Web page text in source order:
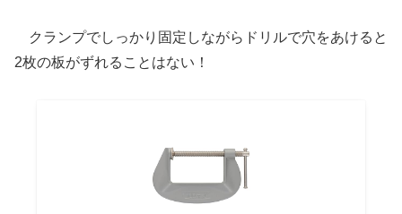
クランプでしっかり固定しながらドリルで穴をあけると
2枚の板がずれることはない！